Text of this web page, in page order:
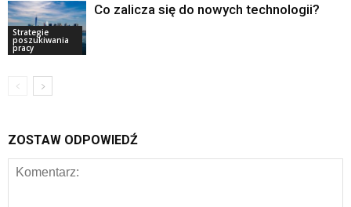
Strategie
poszukiwania
pracy
Co zalicza się do nowych technologii?
ZOSTAW ODPOWIEDŹ